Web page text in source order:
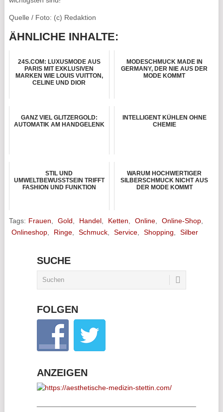
Quelle / Foto: (c) Redaktion
ÄHNLICHE INHALTE:
24S.COM: LUXUSMODE AUS
PARIS MIT EXKLUSIVEN
MARKEN WIE LOUIS VUITTON,
CELINE UND DIOR
MODESCHMUCK MADE IN
GERMANY, DER NIE AUS DER
MODE KOMMT
GANZ VIEL GLITZERGOLD:
AUTOMATIK AM HANDGELENK
INTELLIGENT KÜHLEN OHNE
CHEMIE
STIL UND
UMWELTBEWUSSTSEIN TRIFFT
FASHION UND FUNKTION
WARUM HOCHWERTIGER
SILBERSCHMUCK NICHT AUS
DER MODE KOMMT
Tags: Frauen Gold Handel, Ketten Online, Online-Shop,
Onlineshop, Ringe, Schmuck, Service, Shopping Silber
SUCHE
FOLGEN
ANZEIGEN